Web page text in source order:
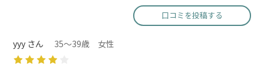
口コミを投稿する
yyy さん 35～39歳 女性